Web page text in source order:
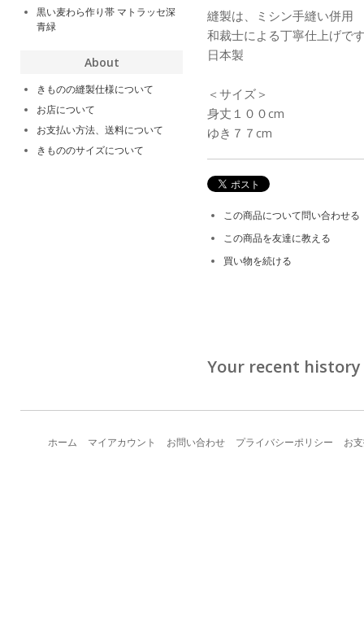
縫製は、ミシン手縫い併用
和裁士による丁寧仕上げで
日本製
＜サイズ＞
身丈１００cm
ゆき７７cm
この商品について問い合わせる
この商品を友達に教える
買い物を続ける
Your recent history
黒い麦わら作り帯 マトラッセ深
青緑
About
きものの縫製仕様について
お店について
お支払い方法、送料について
きもののサイズについて
ホーム マイアカウント お問い合わせ プライバシーポリシー お